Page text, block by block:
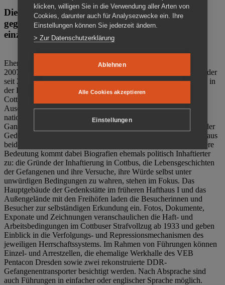
Die Gedenkstätte Zuchthaus Cottbus ist ein Ort
gegen das Vergessen. Anschaulich, nah und
einzigartig.
Ehemalige politische Häftlinge der DDR gründeten im Oktober
2007 den Verein Menschenrechtszentrum Cottbus e. V. (MRZ), der
seit 2011 Eigentümer des ehemaligen Gefängnisses (1860-2002) in
der Bautzener Straße und Träger der Gedenkstätte Zuchthaus
Cottbus ist. Im Zentrum der Arbeit der Gedenkstätte steht die
Auseinandersetzung mit politischem Unrecht während der
nationalsozialistischen Terrorherrschaft und der SED-Diktatur.
Ganzjährig zeigen mehrere Dauer- und Sonderausstellungen in der
Gedenkstätte Zuchthaus Cottbus Beispiele politischen Unrechts aus
beiden deutschen Diktaturen des 20. Jahrhunderts. Eine besondere
Bedeutung kommt dabei Biografien ehemals politisch Inhaftierter
zu: die Gründe der Inhaftierung in Cottbus, die Lebensgeschichten
der Gefangenen und ihre Versuche, ihre Würde selbst unter
unwürdigen Bedingungen zu wahren, stehen im Fokus. Das
Hauptgebäude der Gedenkstätte im früheren Hafthaus I und das
Außengelände mit den Freihöfen laden die Besucherinnen und
Besucher zur selbständigen Erkundung ein. Fotos, Dokumente,
Exponate und Zeichnungen veranschaulichen die Haft- und
Arbeitsbedingungen im Cottbuser Strafvollzug ab 1933 und geben
Einblick in die Verfolgungs- und Repressionsmechanismen des
jeweiligen Herrschaftssystems. Im Rahmen von Führungen können
Einzel- und Arrestzellen, die ehemalige Werkhalle des VEB
Pentacon Dresden sowie zwei rekonstruierte DDR-
Gefangenentransporter besichtigt werden. Nach Absprache sind
auch Führungen in einfacher oder englischer Sprache möglich.
klicken, willigen Sie in die Verwendung aller Arten von
Cookies, darunter auch für Analysezwecke ein. Ihre
Einstellungen können Sie jederzeit ändern.
> Zur Datenschutzerklärung
Ablehnen
Alle Cookies akzeptieren
Einstellungen